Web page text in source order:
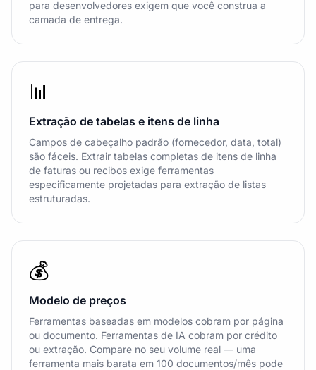
para desenvolvedores exigem que você construa a
camada de entrega.
📊
Extração de tabelas e itens de linha
Campos de cabeçalho padrão (fornecedor, data, total)
são fáceis. Extrair tabelas completas de itens de linha
de faturas ou recibos exige ferramentas
especificamente projetadas para extração de listas
estruturadas.
💰
Modelo de preços
Ferramentas baseadas em modelos cobram por página
ou documento. Ferramentas de IA cobram por crédito
ou extração. Compare no seu volume real — uma
ferramenta mais barata em 100 documentos/mês pode